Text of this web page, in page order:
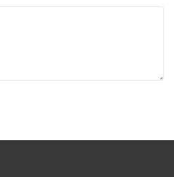
Rosa có 2 loại đó là sàn
từ nhựa PVC và loại sàn
mang đến cái nhìn tinh tế,
không bóng, không sần nên